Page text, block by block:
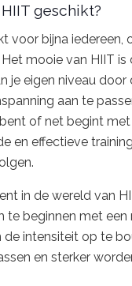
geschikt?
voor bijna iedereen,
mooie van HIIT is
je eigen niveau door
aan te
of net begint
en effectieve
in de wereld van
te beginnen met een
de intensiteit op te
en sterker